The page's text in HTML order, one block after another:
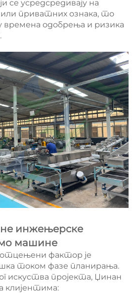
се усредсредивају на
приватних ознака, то
одобрења и ризика
инжењерске
машине
фактор је
током фазе планирања.
искуства пројекта, Џинан
клијентима: